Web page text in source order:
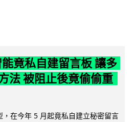
竟私自建留言板 讓多
法 被阻止後竟偷偷重
在今年 5 月起竟私自建立秘密留言